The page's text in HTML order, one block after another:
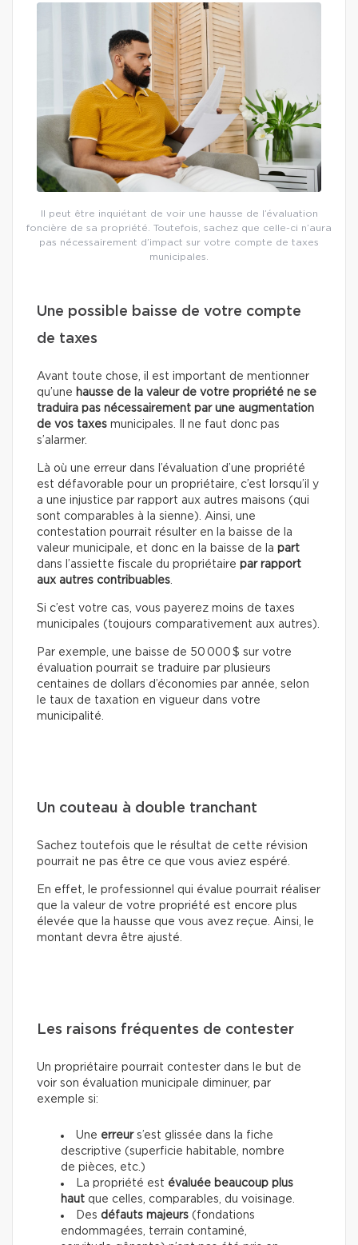
Il peut être inquiétant de voir une hausse de l’évaluation
foncière de sa propriété. Toutefois, sachez que celle-ci n’aura
pas nécessairement d’impact sur votre compte de taxes
municipales.
Une possible baisse de votre compte
de taxes
Avant toute chose, il est important de mentionner
qu’une hausse de la valeur de votre propriété ne se
traduira pas nécessairement par une augmentation
de vos taxes municipales. Il ne faut donc pas
s’alarmer.
Là où une erreur dans l’évaluation d’une propriété
est défavorable pour un propriétaire, c’est lorsqu’il y
a une injustice par rapport aux autres maisons (qui
sont comparables à la sienne). Ainsi, une
contestation pourrait résulter en la baisse de la
valeur municipale, et donc en la baisse de la part
dans l’assiette fiscale du propriétaire par rapport
aux autres contribuables.
Si c’est votre cas, vous payerez moins de taxes
municipales (toujours comparativement aux autres).
Par exemple, une baisse de 50 000 $ sur votre
évaluation pourrait se traduire par plusieurs
centaines de dollars d’économies par année, selon
le taux de taxation en vigueur dans votre
municipalité.
Un couteau à double tranchant
Sachez toutefois que le résultat de cette révision
pourrait ne pas être ce que vous aviez espéré.
En effet, le professionnel qui évalue pourrait réaliser
que la valeur de votre propriété est encore plus
élevée que la hausse que vous avez reçue. Ainsi, le
montant devra être ajusté.
Les raisons fréquentes de contester
Un propriétaire pourrait contester dans le but de
voir son évaluation municipale diminuer, par
exemple si:
Une erreur s’est glissée dans la fiche
descriptive (superficie habitable, nombre
de pièces, etc.)
La propriété est évaluée beaucoup plus
haut que celles, comparables, du voisinage.
Des défauts majeurs (fondations
endommagées, terrain contaminé,